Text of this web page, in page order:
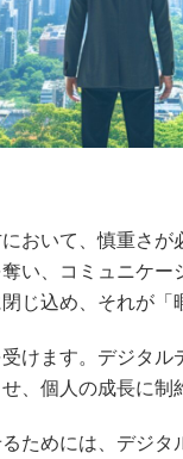
おいて、慎重さ
い、コミュニケー
じ込め、それが「
けます。デジタ
、個人の成長に制
ためには、デジタ